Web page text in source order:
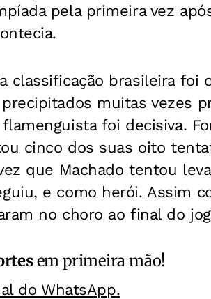
pela primeira vez
classificação brasileira foi
muitas vezes
foi decisiva.
cinco dos suas oito
que Machado tentou
e como herói. Assim
no choro ao final do
em primeira mão!
do WhatsApp.